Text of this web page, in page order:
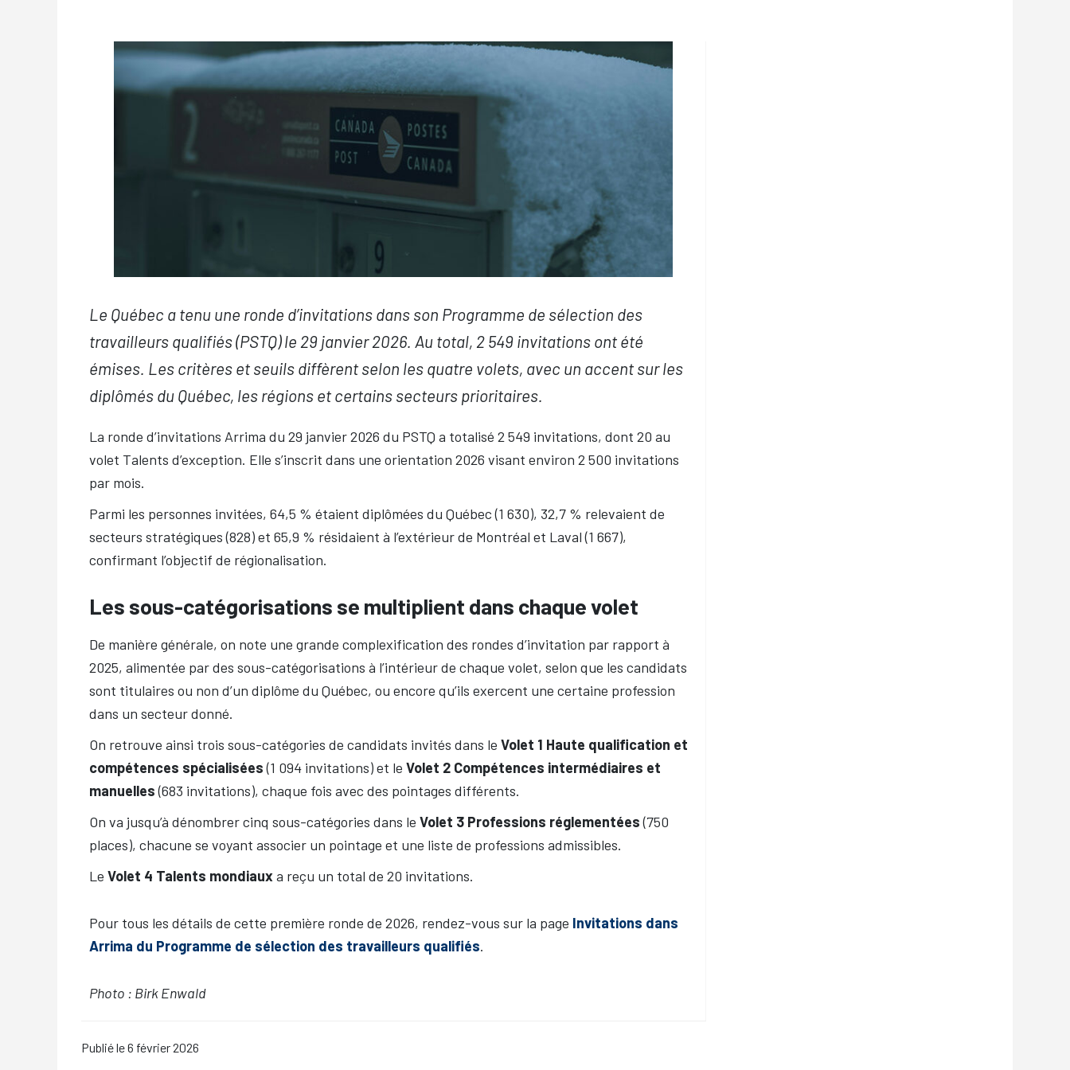
Le Québec a tenu une ronde d’invitations dans son Programme de sélection des
travailleurs qualifiés (PSTQ) le 29 janvier 2026. Au total, 2 549 invitations ont été
émises. Les critères et seuils diffèrent selon les quatre volets, avec un accent sur les
diplômés du Québec, les régions et certains secteurs prioritaires.
La ronde d’invitations Arrima du 29 janvier 2026 du PSTQ a totalisé 2 549 invitations, dont 20 au
volet Talents d’exception. Elle s’inscrit dans une orientation 2026 visant environ 2 500 invitations
par mois.
Parmi les personnes invitées, 64,5 % étaient diplômées du Québec (1 630), 32,7 % relevaient de
secteurs stratégiques (828) et 65,9 % résidaient à l’extérieur de Montréal et Laval (1 667),
confirmant l’objectif de régionalisation.
Les sous-catégorisations se multiplient dans chaque volet
De manière générale, on note une grande complexification des rondes d’invitation par rapport à
2025, alimentée par des sous-catégorisations à l’intérieur de chaque volet, selon que les candidats
sont titulaires ou non d’un diplôme du Québec, ou encore qu’ils exercent une certaine profession
dans un secteur donné.
On retrouve ainsi trois sous-catégories de candidats invités dans le Volet 1 Haute qualification et
compétences spécialisées(1 094 invitations) et le Volet 2 Compétences intermédiaires et
manuelles(683 invitations), chaque fois avec des pointages différents.
On va jusqu’à dénombrer cinq sous-catégories dans le Volet 3 Professions réglementées(750
places), chacune se voyant associer un pointage et une liste de professions admissibles.
Le Volet 4 Talents mondiauxa reçu un total de 20 invitations.
Pour tous les détails de cette première ronde de 2026, rendez-vous sur la page Invitations dans
Arrima du Programme de sélection des travailleurs qualifiés.
Photo : Birk Enwald
Publié le6 février 2026